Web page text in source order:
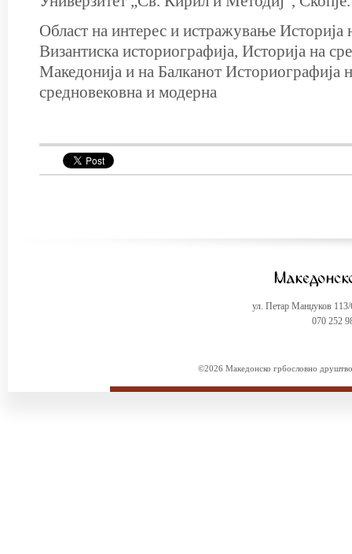
Област на интерес и истражување Историја
Византиска историографија, Историја на
Македонија и на Балканот Историографија
средновековна и модерна
ул. Петар Манџуков
070 252
©2026 Македонско грбословно